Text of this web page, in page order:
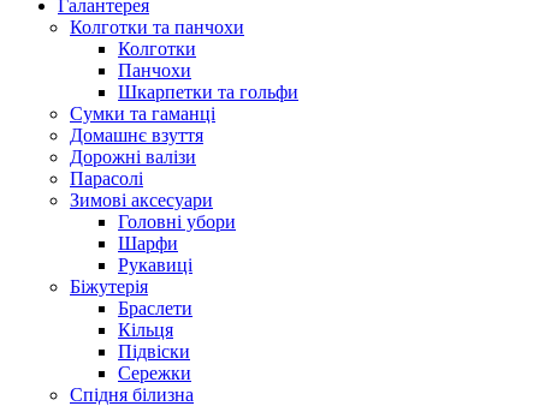
Галантерея
Колготки та панчохи
Колготки
Панчохи
Шкарпетки та гольфи
Сумки та гаманці
Домашнє взуття
Дорожні валізи
Парасолі
Зимові аксесуари
Головні убори
Шарфи
Рукавиці
Біжутерія
Браслети
Кільця
Підвіски
Сережки
Спідня білизна